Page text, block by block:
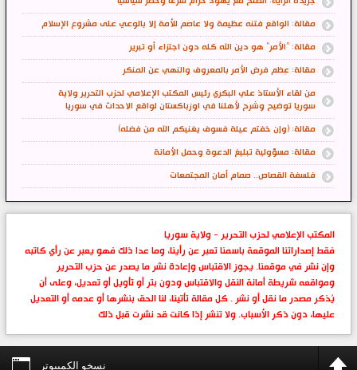
مقالة: الواقع فتنه عظيمة ولا عاصم للأمة إلا بالوعي على مشروع الإسلام
مقالة: "الأمر" هو دين الله كله دون اجتزاء أو تبرير
مقالة: عِظم فرض الأمر بالمعروف والنهي عن المنكر
من لقاء الأستاذ علي البكري رئيس المكتب الإعلامي لحزب التحرير ولاية
سوريا توضيح وشرح لأهلنا في اوزباكستان لواقع الاحداث في سوريا
مقالة: (وإن خفتم عيلة فسوف يغنيكم الله من فضله)
مقالة: مسؤولية تبليغ الدعوة وحمل الأمانة
فلسفة القصاص.. صمام أمان المجتمعات
المكتب الإعلامي لحزب التحرير - ولاية سوريا
فقط إصداراتنا الموقعة باسمنا تعبر عن رأينا، وما عدا ذلك فهو يعبر عن رأي كاتبه
وإن نشر في موقعنا. يجوز الاقتباس وإعادة نشر ما يصدر عن حزب التحرير
ومواقعه شريطة أمانة النقل والاقتباس ودون بتر أو تأويل أو تعديل، وعلى أن
يُذكر مصدر ما نقل أو نشر . كل مقالة تأتينا، لنا الحق بنشرها أو عدمه أو التعديل
عليها، دون ذكر الأسباب. ولا تنشر إذا كانت قد نشرت قبل ذلك
نسخو الكمبيوتر